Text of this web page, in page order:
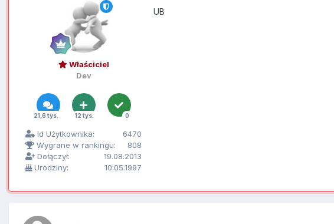
Właściciel
Dev
21,6 tys. 12 tys. 0
Id Użytkownika:
6470
Wygrane w rankingu:
808
Dołączył:
19.08.2013
Urodziny:
10.05.1997
UB